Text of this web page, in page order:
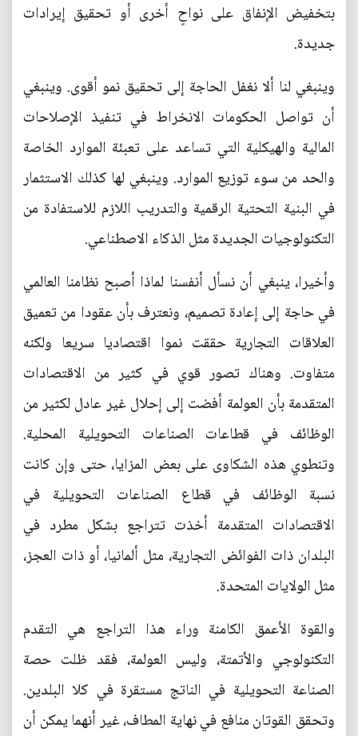
بتخفيض الإنفاق على نواحٍ أخرى أو تحقيق إيرادات
جديدة.
وينبغي لنا ألا نغفل الحاجة إلى تحقيق نمو أقوى. وينبغي
أن تواصل الحكومات الانخراط في تنفيذ الإصلاحات
المالية والهيكلية التي تساعد على تعبئة الموارد الخاصة
والحد من سوء توزيع الموارد. وينبغي لها كذلك الاستثمار
في البنية التحتية الرقمية والتدريب اللازم للاستفادة من
التكنولوجيات الجديدة مثل الذكاء الاصطناعي.
وأخيرا، ينبغي أن نسأل أنفسنا لماذا أصبح نظامنا العالمي
في حاجة إلى إعادة تصميم، ونعترف بأن عقودا من تعميق
العلاقات التجارية حققت نموا اقتصاديا سريعا ولكنه
متفاوت. وهناك تصور قوي في كثير من الاقتصادات
المتقدمة بأن العولمة أفضت إلى إحلال غير عادل لكثير من
الوظائف في قطاعات الصناعات التحويلية المحلية.
وتنطوي هذه الشكاوى على بعض المزايا، حتى وإن كانت
نسبة الوظائف في قطاع الصناعات التحويلية في
الاقتصادات المتقدمة أخذت تتراجع بشكل مطرد في
البلدان ذات الفوائض التجارية، مثل ألمانيا، أو ذات العجز،
مثل الولايات المتحدة.
والقوة الأعمق الكامنة وراء هذا التراجع هي التقدم
التكنولوجي والأتمتة، وليس العولمة، فقد ظلت حصة
الصناعة التحويلية في الناتج مستقرة في كلا البلدين.
وتحقق القوتان منافع في نهاية المطاف، غير أنهما يمكن أن